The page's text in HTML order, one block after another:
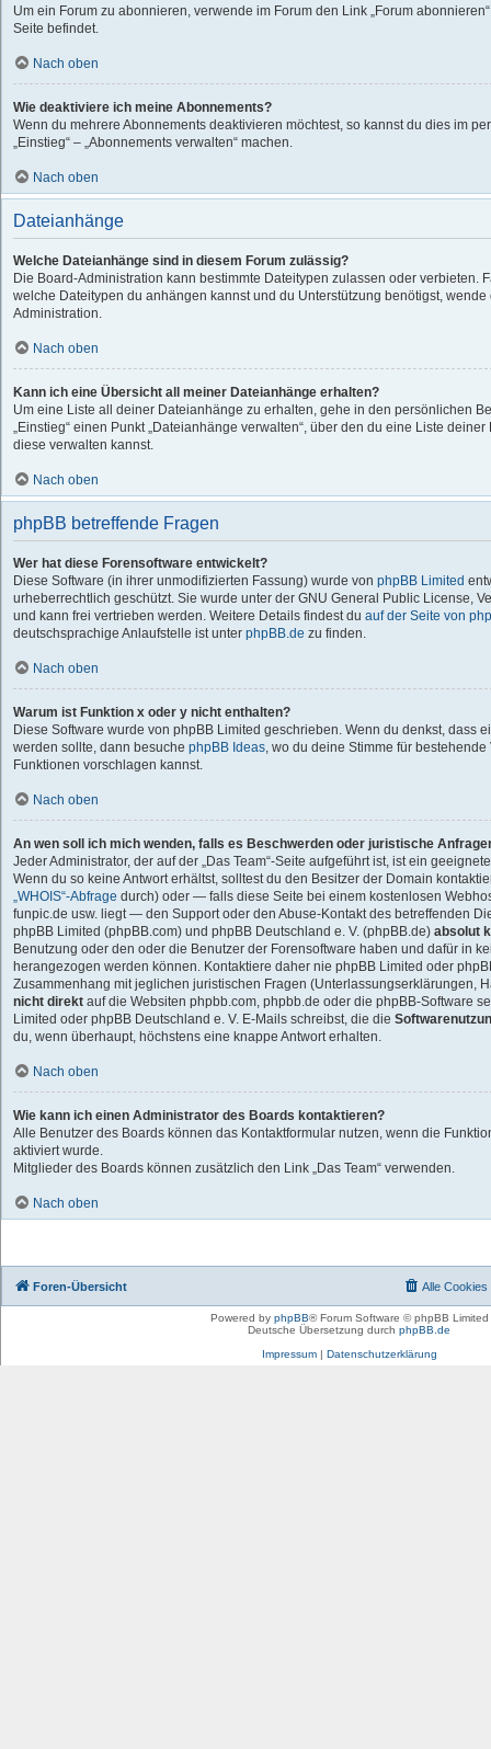
Um ein Forum zu abonnieren, verwende im Forum den Link „Forum
Seite befindet.
Nach oben
Wie deaktiviere ich meine Abonnements?
Wenn du mehrere Abonnements deaktivieren möchtest, so kannst du dies im
„Einstieg“ – „Abonnements verwalten“ machen.
Nach oben
Dateianhänge
Welche Dateianhänge sind in diesem Forum zulässig?
Die Board-Administration kann bestimmte Dateitypen zulassen oder verbieten.
welche Dateitypen du anhängen kannst und du Unterstützung benötigst,
Administration.
Nach oben
Kann ich eine Übersicht all meiner Dateianhänge erhalten?
Um eine Liste all deiner Dateianhänge zu erhalten, gehe in den persönlichen
„Einstieg“ einen Punkt „Dateianhänge verwalten“, über den du eine Liste
diese verwalten kannst.
Nach oben
phpBB betreffende Fragen
Wer hat diese Forensoftware entwickelt?
Diese Software (in ihrer unmodifizierten Fassung) wurde von phpBB Limited
urheberrechtlich geschützt. Sie wurde unter der GNU General Public License,
und kann frei vertrieben werden. Weitere Details findest du auf der Seite von
deutschsprachige Anlaufstelle ist unter phpBB.de zu finden.
Nach oben
Warum ist Funktion x oder y nicht enthalten?
Diese Software wurde von phpBB Limited geschrieben. Wenn du denkst, dass
werden sollte, dann besuche phpBB Ideas, wo du deine Stimme für
Funktionen vorschlagen kannst.
Nach oben
An wen soll ich mich wenden, falls es Beschwerden oder juristische
Jeder Administrator, der auf der „Das Team“-Seite aufgeführt ist, ist ein
Wenn du so keine Antwort erhältst, solltest du den Besitzer der Domain
„WHOIS“-Abfrage durch) oder — falls diese Seite bei einem kostenlosen
funpic.de usw. liegt — den Support oder den Abuse-Kontakt des betreffenden
phpBB Limited (phpBB.com) und phpBB Deutschland e. V. (phpBB.de) absolut
Benutzung oder den oder die Benutzer der Forensoftware haben und dafür in
herangezogen werden können. Kontaktiere daher nie phpBB Limited oder
Zusammenhang mit jeglichen juristischen Fragen (Unterlassungserklärungen,
nicht direkt auf die Websiten phpbb.com, phpbb.de oder die phpBB-Software
Limited oder phpBB Deutschland e. V. E-Mails schreibst, die die
du, wenn überhaupt, höchstens eine knappe Antwort erhalten.
Nach oben
Wie kann ich einen Administrator des Boards kontaktieren?
Alle Benutzer des Boards können das Kontaktformular nutzen, wenn die
aktiviert wurde.
Mitglieder des Boards können zusätzlich den Link „Das Team“ verwenden.
Nach oben
Foren-Übersicht Alle Cookies
Powered by phpBB® Forum Software © phpBB Limited
Deutsche Übersetzung durch phpBB.de
Impressum| Datenschutzerklärung